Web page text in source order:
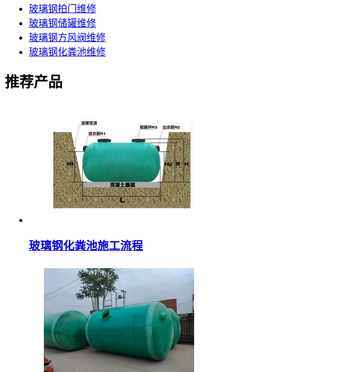
玻璃钢拍门维修
玻璃钢储罐维修
玻璃钢方风阀维修
玻璃钢化粪池维修
推荐产品
玻璃钢化粪池施工流程